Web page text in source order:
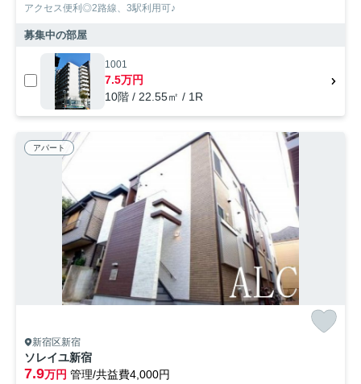
アクセス便利◎2路線、3駅利用可♪
募集中の部屋
1001
7.5万円
10階 / 22.55㎡ / 1R
アパート
新宿区新宿
ソレイユ新宿
7.9万円 管理/共益費4,000円